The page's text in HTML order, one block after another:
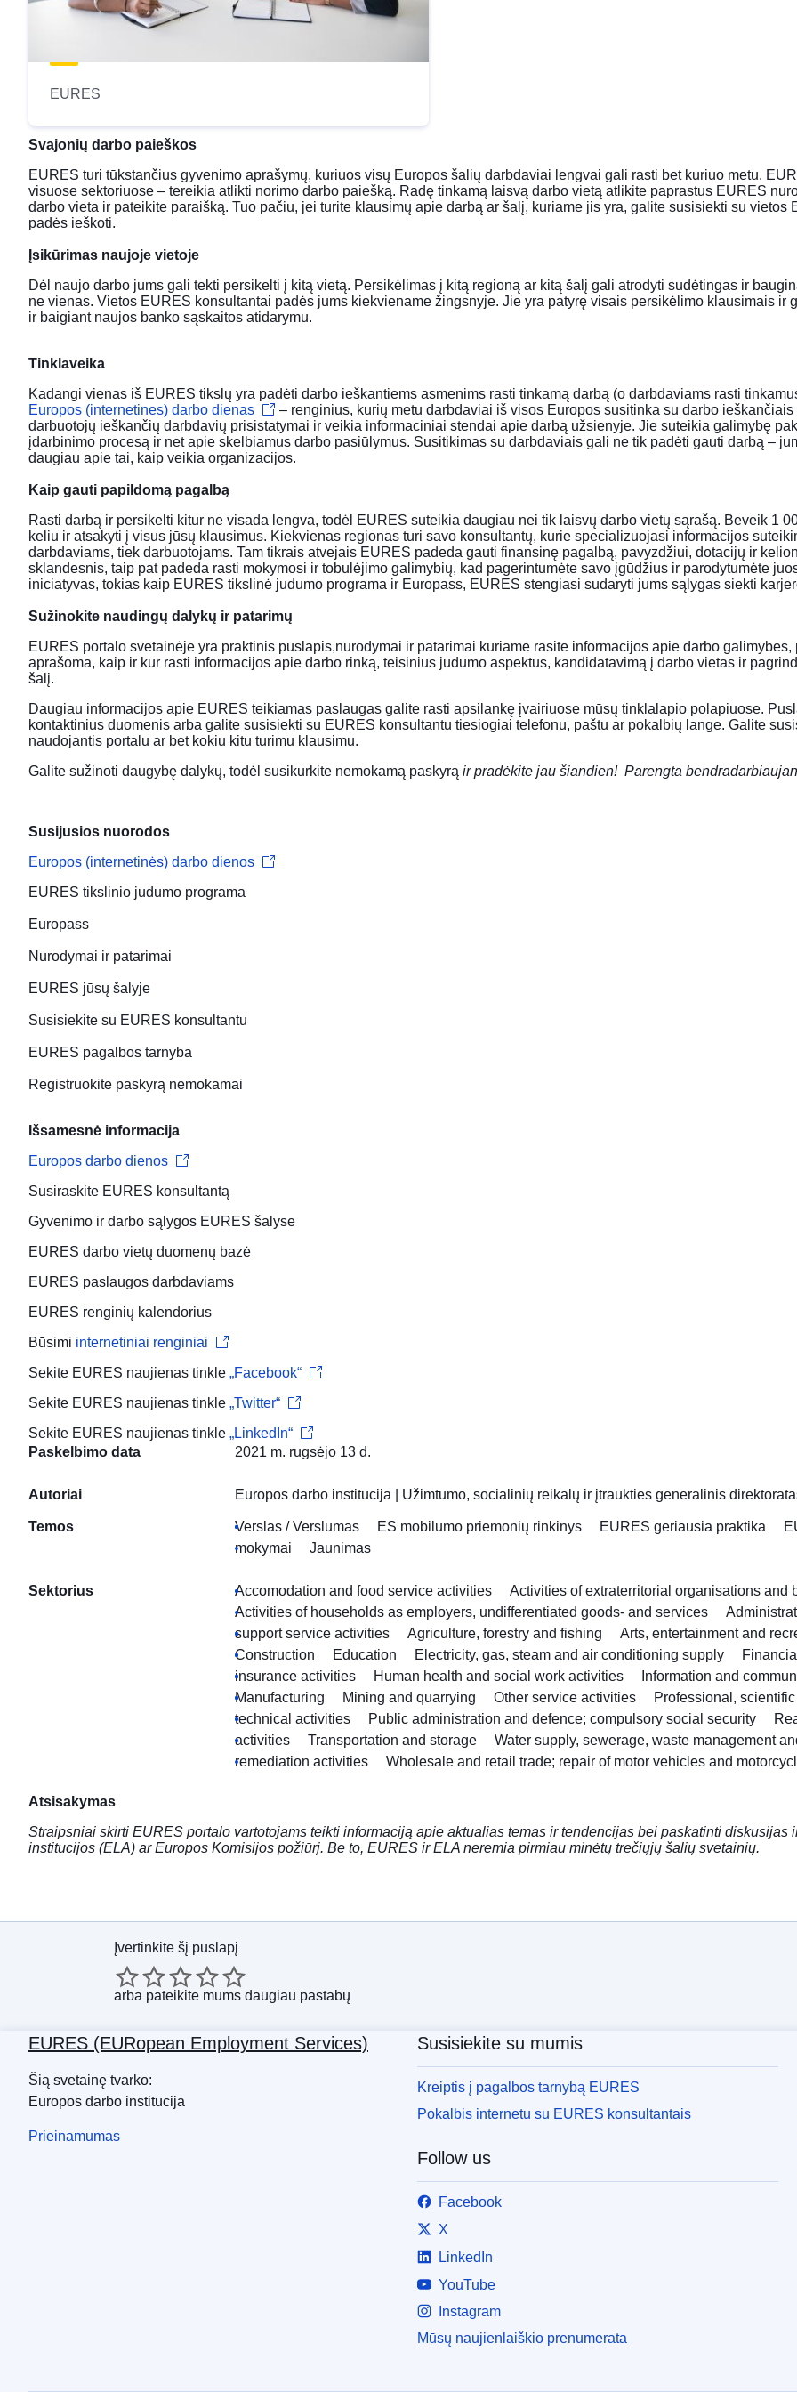
EURES
Svajonių darbo paieškos
EURES turi tūkstančius gyvenimo aprašymų, kuriuos visų Europos šalių darbdaviai lengvai gali rasti bet kuriuo metu.
visuose sektoriuose – tereikia atlikti norimo darbo paiešką. Radę tinkamą laisvą darbo vietą atlikite paprastus EURES
darbo vieta ir pateikite paraišką. Tuo pačiu, jei turite klausimų apie darbą ar šalį, kuriame jis yra, galite susisiekti su
padės ieškoti.
Įsikūrimas naujoje vietoje
Dėl naujo darbo jums gali tekti persikelti į kitą vietą. Persikėlimas į kitą regioną ar kitą šalį gali atrodyti sudėtingas ir
ne vienas. Vietos EURES konsultantai padės jums kiekviename žingsnyje. Jie yra patyrę visais persikėlimo klausimais ir
ir baigiant naujos banko sąskaitos atidarymu.
Tinklaveika
Kadangi vienas iš EURES tikslų yra padėti darbo ieškantiems asmenims rasti tinkamą darbą (o darbdaviams rasti
Europos (internetines) darbo dienas
– renginius, kurių metu darbdaviai iš visos Europos susitinka su darbo
darbuotojų ieškančių darbdavių prisistatymai ir veikia informaciniai stendai apie darbą užsienyje. Jie suteikia galimybę
įdarbinimo procesą ir net apie skelbiamus darbo pasiūlymus. Susitikimas su darbdaviais gali ne tik padėti gauti darbą –
daugiau apie tai, kaip veikia organizacijos.
Kaip gauti papildomą pagalbą
Rasti darbą ir persikelti kitur ne visada lengva, todėl EURES suteikia daugiau nei tik laisvų darbo vietų sąrašą. Beveik 1
keliu ir atsakyti į visus jūsų klausimus. Kiekvienas regionas turi savo konsultantų, kurie specializuojasi informacijos
darbdaviams, tiek darbuotojams. Tam tikrais atvejais EURES padeda gauti finansinę pagalbą, pavyzdžiui, dotacijų ir
sklandesnis, taip pat padeda rasti mokymosi ir tobulėjimo galimybių, kad pagerintumėte savo įgūdžius ir parodytumėte
iniciatyvas, tokias kaip EURES tikslinė judumo programa ir Europass, EURES stengiasi sudaryti jums sąlygas siekti
Sužinokite naudingų dalykų ir patarimų
EURES portalo svetainėje yra praktinis puslapis,nurodymai ir patarimai kuriame rasite informacijos apie darbo
aprašoma, kaip ir kur rasti informacijos apie darbo rinką, teisinius judumo aspektus, kandidatavimą į darbo vietas ir
šalį.
Daugiau informacijos apie EURES teikiamas paslaugas galite rasti apsilankę įvairiuose mūsų tinklalapio polapiuose.
kontaktinius duomenis arba galite susisiekti su EURES konsultantu tiesiogiai telefonu, paštu ar pokalbių lange. Galite
naudojantis portalu ar bet kokiu kitu turimu klausimu.
Galite sužinoti daugybę dalykų, todėl susikurkite nemokamą paskyrą ir pradėkite jau šiandien! Parengta
Susijusios nuorodos
Europos (internetinės) darbo dienos
EURES tikslinio judumo programa
Europass
Nurodymai ir patarimai
EURES jūsų šalyje
Susisiekite su EURES konsultantu
EURES pagalbos tarnyba
Registruokite paskyrą nemokamai
Išsamesnė informacija
Europos darbo dienos
Susiraskite EURES konsultantą
Gyvenimo ir darbo sąlygos EURES šalyse
EURES darbo vietų duomenų bazė
EURES paslaugos darbdaviams
EURES renginių kalendorius
Būsimi internetiniai renginiai
Sekite EURES naujienas tinkle „Facebook“
Sekite EURES naujienas tinkle „Twitter“
Sekite EURES naujienas tinkle „LinkedIn“
Paskelbimo data
2021 m. rugsėjo 13 d.
Autoriai Europos darbo institucija Užimtumo, socialinių reikalų ir įtraukties generalinis
Temos Verslas / Verslumas ES mobilumo priemonių rinkinys EURES geriausia praktika
mokymai
Jaunimas
Sektorius Accomodation and food service activities
Activities of extraterritorial organisations and
Activities of households as employers, undifferentiated goods- and services
support service activities
Agriculture, forestry and fishing
Arts, entertainment and
Construction
Education Electricity, gas, steam and air conditioning supply
insurance activities
Human health and social work activities
Information and
Manufacturing
Mining and quarrying Other service activities
Professional, scientific
technical activities
Public administration and defence; compulsory social security
activities
Transportation and storage
Water supply, sewerage, waste management
remediation activities
Wholesale and retail trade; repair of motor vehicles and
Atsisakymas
Straipsniai skirti EURES portalo vartotojams teikti informaciją apie aktualias temas ir tendencijas bei paskatinti
institucijos (ELA) ar Europos Komisijos požiūrį. Be to, EURES ir ELA neremia pirmiau minėtų trečiųjų šalių svetainių.
Įvertinkite šį puslapį
arba pateikite mums daugiau pastabų
EURES (EURopean Employment Services)
Šią svetainę tvarko:
Europos darbo institucija
Prieinamumas
Susisiekite su mumis
Kreiptis į pagalbos tarnybą EURES
Pokalbis internetu su EURES konsultantais
Follow us
Facebook
X
LinkedIn
YouTube
Instagram
Mūsų naujienlaiškio prenumerata